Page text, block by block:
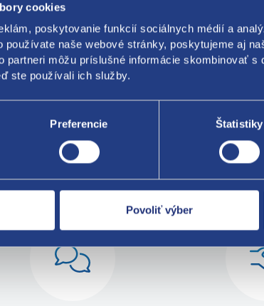
cookies
poskytovanie funkcií sociálnych médií a
používate naše webové stránky, poskytujeme aj
partneri môžu príslušné informácie skombinovať
ste používali ich služby.
Preferencie Štatistiky
Povoliť výber
brzdových svetiel
brzdové svetlá
FIAT:46840510 60669020
Za